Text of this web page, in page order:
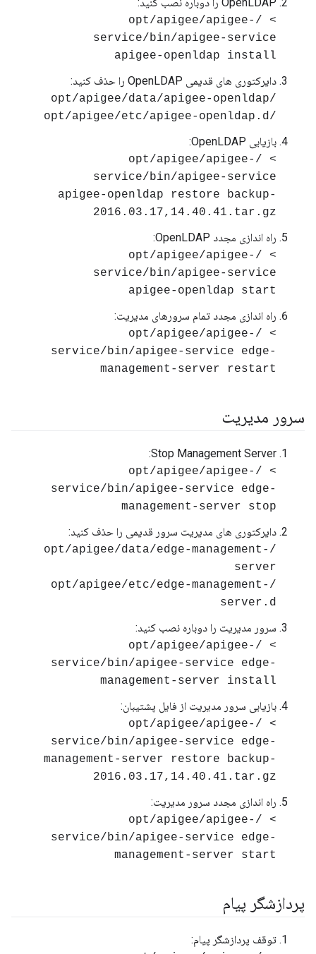
> /opt/apigee/apigee-
service/bin/apigee-service
apigee-openldap install
دایرکتوری های قدیمی OpenLDAP را حذف کنید:
/opt/apigee/data/apigee-openldap
/opt/apigee/etc/apigee-openldap.d
بازیابی OpenLDAP:
> /opt/apigee/apigee-
service/bin/apigee-service
apigee-openldap restore backup-
2016.03.17,14.40.41.tar.gz
راه اندازی مجدد OpenLDAP:
> /opt/apigee/apigee-
service/bin/apigee-service
apigee-openldap start
راه اندازی مجدد تمام سرورهای مدیریت:
> /opt/apigee/apigee-
service/bin/apigee-service edge-
management-server restart
سرور مدیریت
Stop Management Server:
> /opt/apigee/apigee-
service/bin/apigee-service edge-
management-server stop
دایرکتوری های مدیریت سرور قدیمی را حذف کنید:
/opt/apigee/data/edge-management-
server
/opt/apigee/etc/edge-management-
server.d
سرور مدیریت را دوباره نصب کنید:
> /opt/apigee/apigee-
service/bin/apigee-service edge-
management-server install
بازیابی سرور مدیریت از فایل پشتیبان:
> /opt/apigee/apigee-
service/bin/apigee-service edge-
management-server restore backup-
2016.03.17,14.40.41.tar.gz
راه اندازی مجدد سرور مدیریت:
> /opt/apigee/apigee-
service/bin/apigee-service edge-
management-server start
پردازشگر پیام
توقف پردازشگر پیام: